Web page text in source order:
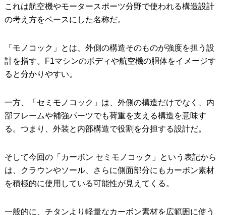
これは航空機やモータースポーツ分野で使われる構造設計
の考え方をベースにした名称だ。
「モノコック」とは、外側の構造そのものが強度を担う設
計を指す。F1マシンのボディや航空機の胴体をイメージす
ると分かりやすい。
一方、「セミモノコック」は、外側の構造だけでなく、内
部フレームや補強パーツでも荷重を支える構造を意味す
る。つまり、外装と内部構造で役割を分担する設計だ。
そして今回の「カーボン セミモノコック」という表記から
は、クラウンやソール、さらに側面部分にもカーボン素材
を積極的に使用している可能性が見えてくる。
一般的に、チタンより軽量なカーボン素材を広範囲に使う